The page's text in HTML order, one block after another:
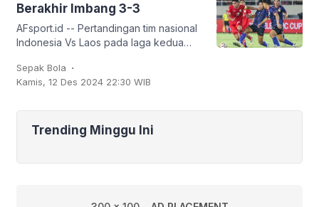
Berakhir Imbang 3-3
AFsport.id -- Pertandingan tim nasional
Indonesia Vs Laos pada laga kedua
2024 berlangsung seru dan berakhir
imbang 3-3.
Sepak Bola .
Kamis, 12 Des 2024 22:30 WIB
Trending Minggu Ini